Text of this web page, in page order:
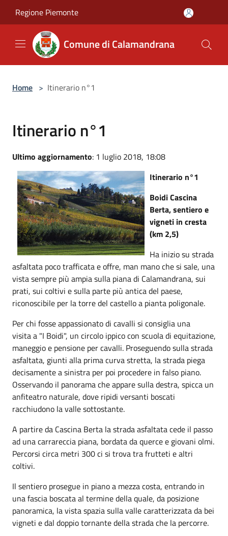
Regione Piemonte
Comune di Calamandrana
Home > Itinerario n°1
Itinerario n°1
Ultimo aggiornamento: 1 luglio 2018, 18:08
Itinerario n°1
Boidi Cascina
Berta, sentiero e
vigneti in cresta
(km 2,5)
Ha inizio su strada
asfaltata poco trafficata e offre, man mano che si sale, una
vista sempre più ampia sulla piana di Calamandrana, sui
prati, sui coltivi e sulla parte più antica del paese,
riconoscibile per la torre del castello a pianta poligonale.
Per chi fosse appassionato di cavalli si consiglia una
visita a "I Boidi", un circolo ippico con scuola di equitazione,
maneggio e pensione per cavalli. Proseguendo sulla strada
asfaltata, giunti alla prima curva stretta, la strada piega
decisamente a sinistra per poi procedere in falso piano.
Osservando il panorama che appare sulla destra, spicca un
anfiteatro naturale, dove ripidi versanti boscati
racchiudono la valle sottostante.
A partire da Cascina Berta la strada asfaltata cede il passo
ad una carrareccia piana, bordata da querce e giovani olmi.
Percorsi circa metri 300 ci si trova tra frutteti e altri
coltivi.
Il sentiero prosegue in piano a mezza costa, entrando in
una fascia boscata al termine della quale, da posizione
panoramica, la vista spazia sulla valle caratterizzata da bei
vigneti e dal doppio tornante della strada che la percorre.